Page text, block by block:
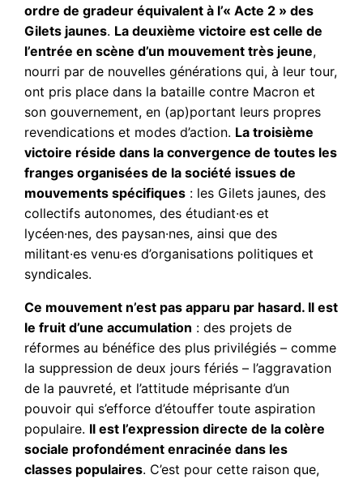
ordre de gradeur équivalent à l’« Acte 2 » des
Gilets jaunes. La deuxième victoire est celle de
l’entrée en scène d’un mouvement très jeune,
nourri par de nouvelles générations qui, à leur tour,
ont pris place dans la bataille contre Macron et
son gouvernement, en (ap)portant leurs propres
revendications et modes d’action. La troisième
victoire réside dans la convergence de toutes les
franges organisées de la société issues de
mouvements spécifiques : les Gilets jaunes, des
collectifs autonomes, des étudiant·es et
lycéen·nes, des paysan·nes, ainsi que des
militant·es venu·es d’organisations politiques et
syndicales.
Ce mouvement n’est pas apparu par hasard. Il est
le fruit d’une accumulation : des projets de
réformes au bénéfice des plus privilégiés – comme
la suppression de deux jours fériés – l’aggravation
de la pauvreté, et l’attitude méprisante d’un
pouvoir qui s’efforce d’étouffer toute aspiration
populaire. Il est l’expression directe de la colère
sociale profondément enracinée dans les
classes populaires. C’est pour cette raison que,